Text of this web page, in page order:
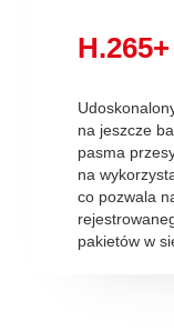
H.265+
na jeszcze
pasma
na
co pozwala
pakietów w